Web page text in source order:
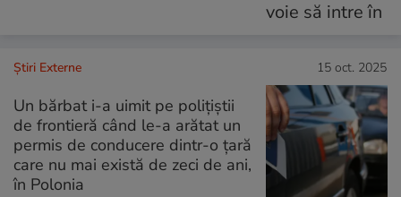
Știri Externe 15 oct. 2025
Un bărbat i-a uimit pe polițiștii
de frontieră când le-a arătat un
permis de conducere dintr-o țară
care nu mai există de zeci de ani,
în Polonia